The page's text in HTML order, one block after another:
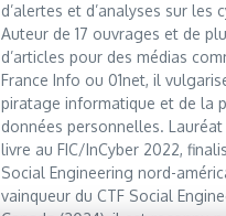
d’alertes et d’analyses sur les
Auteur de 17 ouvrages et de
d’articles pour des médias
France Info ou 01net, il
piratage informatique et de la
données personnelles.
livre au FIC/InCyber 2022,
Social Engineering nord-
vainqueur du CTF Social